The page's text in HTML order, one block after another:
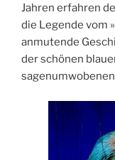
Jahren erfahren
die Legende vom
anmutende
der schönen